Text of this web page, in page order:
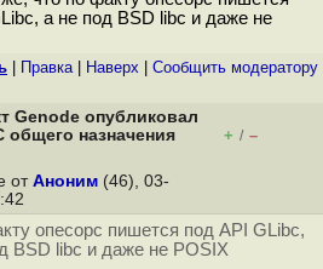
а не под BSD libc и даже не
Правка| Наверх Cообщить модератору
Genode опубликовал
общего назначения
+ / –
от Аноним (46), 03-
опесорс пишется под API GLibc,
BSD libc и даже не POSIX